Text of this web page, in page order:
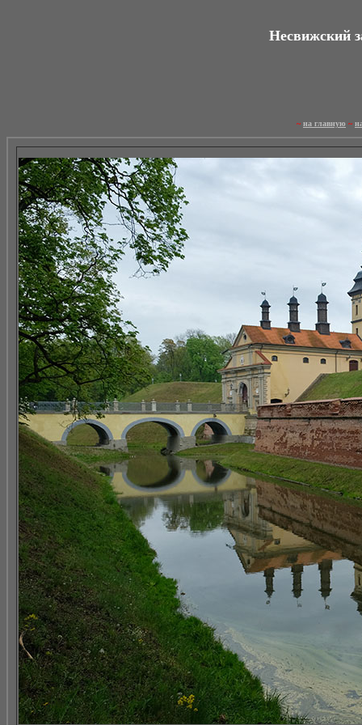
Несвижский
~ на главную ~